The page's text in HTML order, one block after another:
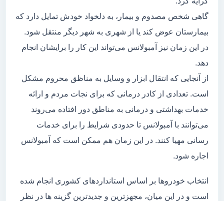
گاهی شخص مصدوم و بیمار، به دلخواد خودش تمایل دارد که
بیمارستان عوض کند یا از شهری به شهر دیگر منتقل شود.
در این زمان نیز آمبولانس می‌تواند این کار را برایشان انجام
دهد.
از آنجایی که انتقال ابزار و وسایل به مناظق محروم مشکل
است. تعدادی از کادر درمانی که برای نجات مردم و ارائه
خدمات بهداشتی و درمانی به مناطق دور افتاده می‌روند
می‌توانند با آمبولانس تا حدودی شرایط را برای خدمات
رسانی مهیا کنند. در این زمان هم ممکن است که آمبولانس
اجاره شود.
انتخاب خودروها بر اساس استانداردهای کشوری انجام شده
است و در این میان، مجهزترین و جدیدترین گزینه ها در نظر